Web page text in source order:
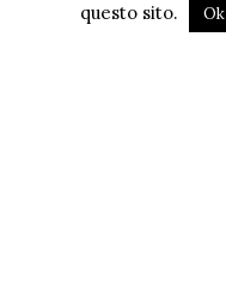
questo sito.
Ok